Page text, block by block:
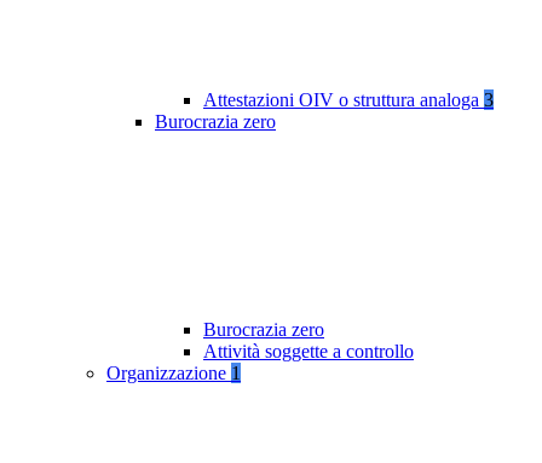
Attestazioni OIV o struttura analoga 3
Burocrazia zero
Burocrazia zero
Attività soggette a controllo
Organizzazione 1